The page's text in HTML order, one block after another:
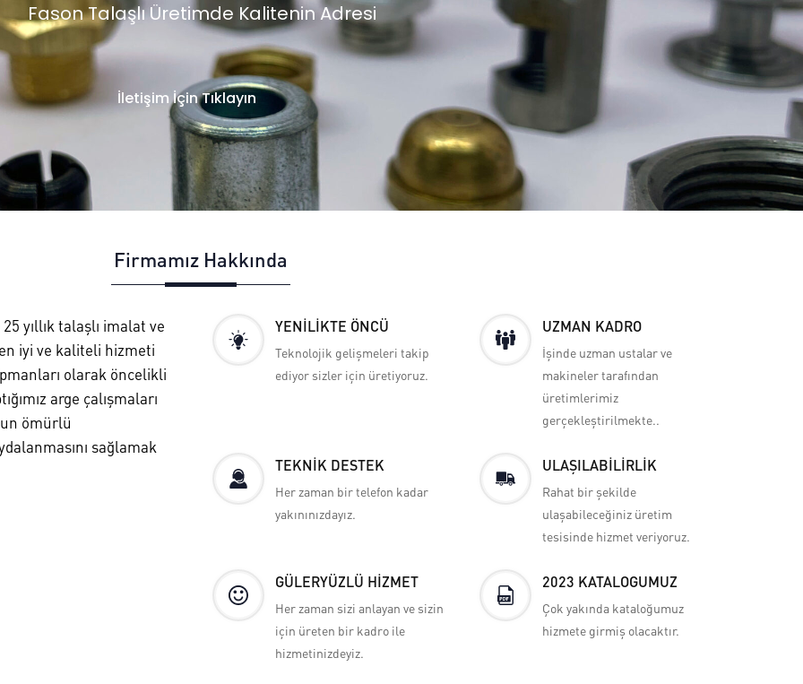
Fason Talaşlı Üretimde Kalitenin Adresi
İletişim İçin Tıklayın
Firmamız Hakkında
yıllık talaşlı imalat ve
iyi ve kaliteli hizmeti
olarak öncelikli
arge çalışmaları
ömürlü
sağlamak
YENİLİKTE ÖNCÜ
Teknolojik gelişmeleri takip
ediyor sizler için üretiyoruz.
UZMAN KADRO
İşinde uzman ustalar ve
makineler tarafından
üretimlerimiz
gerçekleştirilmekte..
TEKNİK DESTEK
Her zaman bir telefon kadar
yakınınızdayız.
ULAŞILABİLİRLİK
Rahat bir şekilde
ulaşabileceğiniz üretim
tesisinde hizmet veriyoruz.
GÜLERYÜZLÜ HİZMET
Her zaman sizi anlayan ve sizin
için üreten bir kadro ile
hizmetinizdeyiz.
2023 KATALOGUMUZ
Çok yakında kataloğumuz
hizmete girmiş olacaktır.